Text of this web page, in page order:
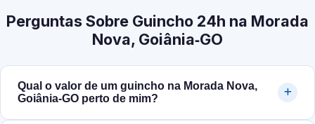
Perguntas Sobre Guincho 24h na Morada
Nova, Goiânia‑GO
Qual o valor de um guincho na Morada Nova,
Goiânia‑GO perto de mim?